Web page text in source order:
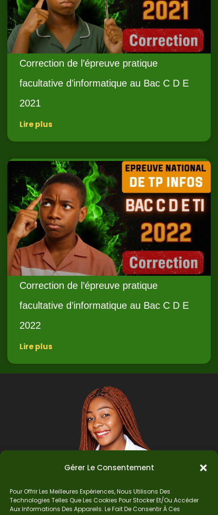
Gérer Le Consentement
Pour Offrir Les Meilleures Expériences, Nous Utilisons Des
Technologies Telles Que Les Cookies Pour Stocker Et/ou Accéder
Aux Informations Des Appareils. Le Fait De Consentir À Ces
Correction de l’épreuve pratique
facultative d’informatique au Bac C D E
2021
Lire plus
Correction de l’épreuve pratique
facultative d’informatique au Bac C D E
2022
Lire plus
Auteur